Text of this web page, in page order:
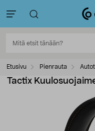
Etusivu Pienrauta
Tactix